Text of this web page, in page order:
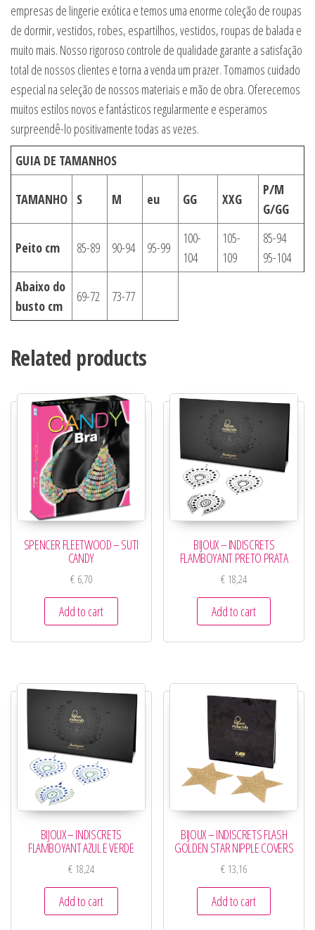
empresas de lingerie exótica e temos uma enorme coleção de roupas
de dormir, vestidos, robes, espartilhos, vestidos, roupas de balada e
muito mais. Nosso rigoroso controle de qualidade garante a satisfação
total de nossos clientes e torna a venda um prazer. Tomamos cuidado
especial na seleção de nossos materiais e mão de obra. Oferecemos
muitos estilos novos e fantásticos regularmente e esperamos
surpreendê-lo positivamente todas as vezes.
GUIA DE TAMANHOS
TAMANHO S M eu GG XXG
P/M
G/GG
Peito cm 85-89 90-94 95-99
100-
104
105-
109
85-94
95-104
Abaixo do
busto cm
69-72 73-77
Related products
SPENCER FLEETWOOD – SUTI
CANDY
€6,70
Add to cart
BIJOUX – INDISCRETS
FLAMBOYANT PRETO PRATA
€ 18,24
Add to cart
BIJOUX – INDISCRETS
FLAMBOYANT AZUL E VERDE
€18,24
Add to cart
BIJOUX – INDISCRETS FLASH
GOLDEN STAR NIPPLE COVERS
€ 13,16
Add to cart